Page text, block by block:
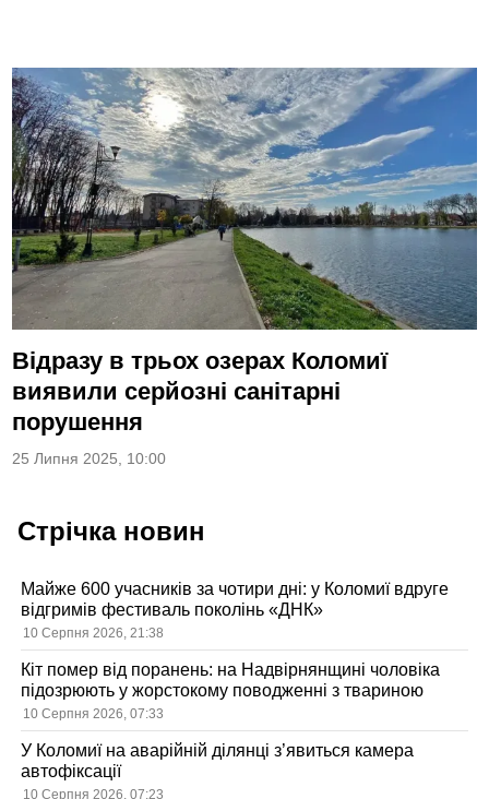
Відразу в трьох озерах Коломиї
виявили серйозні санітарні
порушення
25 Липня 2025, 10:00
Стрічка новин
Майже 600 учасників за чотири дні: у Коломиї вдруге
відгримів фестиваль поколінь «ДНК»
10 Серпня 2026, 21:38
Кіт помер від поранень: на Надвірнянщині чоловіка
підозрюють у жорстокому поводженні з твариною
10 Серпня 2026, 07:33
У Коломиї на аварійній ділянці з’явиться камера
автофіксації
10 Серпня 2026, 07:23